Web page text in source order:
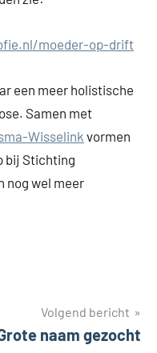
moeder-op-drift
een meer holistische
Samen met
Wisselink vormen
bij Stichting
nog wel meer
Volgend bericht
naam gezocht